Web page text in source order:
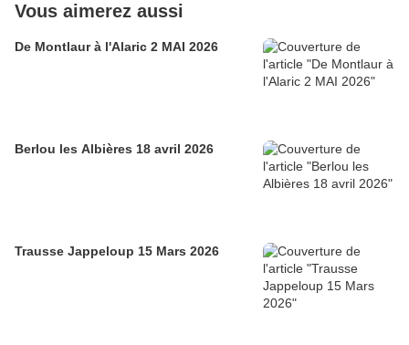
Vous aimerez aussi
De Montlaur à l'Alaric 2 MAI 2026
Berlou les Albières 18 avril 2026
Trausse Jappeloup 15 Mars 2026